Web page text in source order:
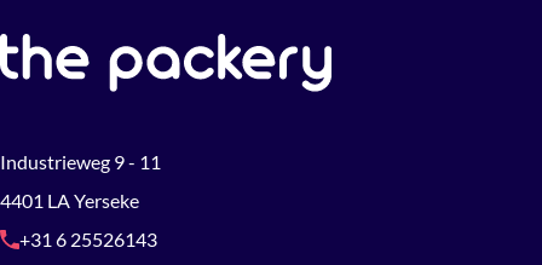
Industrieweg 9 - 11
4401 LA Yerseke
+31 6 25526143